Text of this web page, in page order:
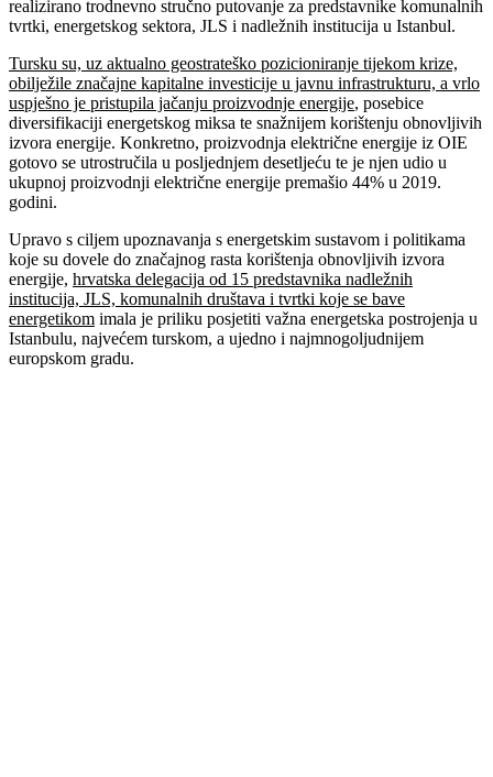
realizirano trodnevno stručno putovanje za predstavnike komunalnih
tvrtki, energetskog sektora, JLS i nadležnih institucija u Istanbul.
Tursku su, uz aktualno geostrateško pozicioniranje tijekom krize,
obilježile značajne kapitalne investicije u javnu infrastrukturu, a vrlo
uspješno je pristupila jačanju proizvodnje energije, posebice
diversifikaciji energetskog miksa te snažnijem korištenju obnovljivih
izvora energije. Konkretno, proizvodnja električne energije iz OIE
gotovo se utrostručila u posljednjem desetljeću te je njen udio u
ukupnoj proizvodnji električne energije premašio 44% u 2019.
godini.
Upravo s ciljem upoznavanja s energetskim sustavom i politikama
koje su dovele do značajnog rasta korištenja obnovljivih izvora
energije, hrvatska delegacija od 15 predstavnika nadležnih
institucija, JLS, komunalnih društava i tvrtki koje se bave
energetikom imala je priliku posjetiti važna energetska postrojenja u
Istanbulu, najvećem turskom, a ujedno i najmnogoljudnijem
europskom gradu.